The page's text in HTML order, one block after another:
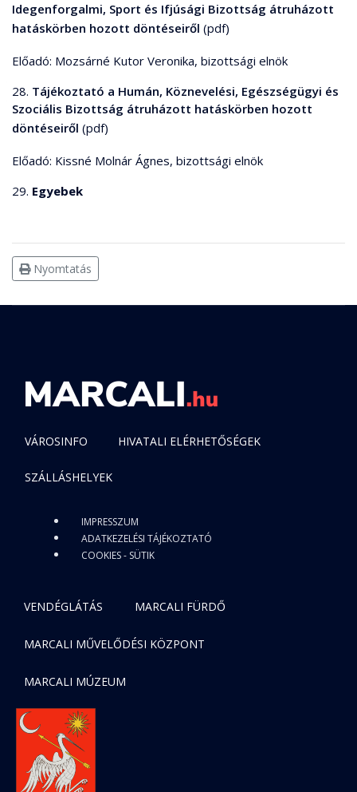
Idegenforgalmi, Sport és Ifjúsági Bizottság átruházott
hatáskörben hozott döntéseiről (pdf)
Előadó: Mozsárné Kutor Veronika, bizottsági elnök
28. Tájékoztató a Humán, Köznevelési, Egészségügyi és
Szociális Bizottság átruházott hatáskörben hozott
döntéseiről (pdf)
Előadó: Kissné Molnár Ágnes, bizottsági elnök
29. Egyebek
Nyomtatás
VÁROSINFO HIVATALI ELÉRHETŐSÉGEK
SZÁLLÁSHELYEK
IMPRESSZUM
ADATKEZELÉSI TÁJÉKOZTATÓ
COOKIES - SÜTIK
VENDÉGLÁTÁS MARCALI FÜRDŐ
MARCALI MŰVELŐDÉSI KÖZPONT
MARCALI MÚZEUM